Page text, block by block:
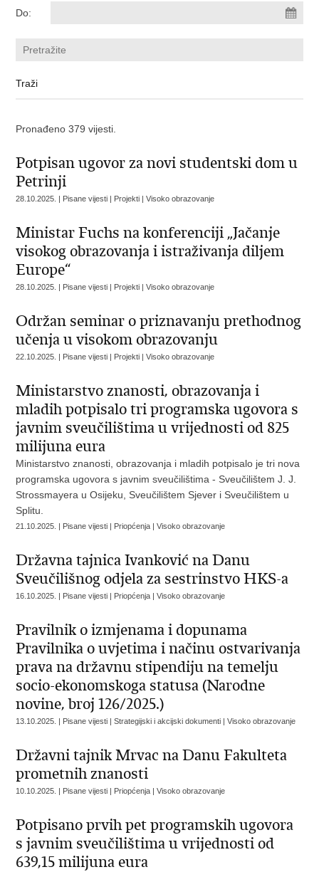
Do:
Pronađeno 379 vijesti.
Potpisan ugovor za novi studentski dom u
Petrinji
28.10.2025. | Pisane vijesti | Projekti | Visoko obrazovanje
Ministar Fuchs na konferenciji „Jačanje
visokog obrazovanja i istraživanja diljem
Europe“
28.10.2025. | Pisane vijesti | Projekti | Visoko obrazovanje
Održan seminar o priznavanju prethodnog
učenja u visokom obrazovanju
22.10.2025. | Pisane vijesti | Projekti | Visoko obrazovanje
Ministarstvo znanosti, obrazovanja i
mladih potpisalo tri programska ugovora s
javnim sveučilištima u vrijednosti od 825
milijuna eura
Ministarstvo znanosti, obrazovanja i mladih potpisalo je tri nova
programska ugovora s javnim sveučilištima - Sveučilištem J. J.
Strossmayera u Osijeku, Sveučilištem Sjever i Sveučilištem u
Splitu.
21.10.2025. | Pisane vijesti | Priopćenja | Visoko obrazovanje
Državna tajnica Ivanković na Danu
Sveučilišnog odjela za sestrinstvo HKS-a
16.10.2025. | Pisane vijesti | Priopćenja | Visoko obrazovanje
Pravilnik o izmjenama i dopunama
Pravilnika o uvjetima i načinu ostvarivanja
prava na državnu stipendiju na temelju
socio-ekonomskoga statusa (Narodne
novine, broj 126/2025.)
13.10.2025. | Pisane vijesti | Strategijski i akcijski dokumenti | Visoko obrazovanje
Državni tajnik Mrvac na Danu Fakulteta
prometnih znanosti
10.10.2025. | Pisane vijesti | Priopćenja | Visoko obrazovanje
Potpisano prvih pet programskih ugovora
s javnim sveučilištima u vrijednosti od
639,15 milijuna eura